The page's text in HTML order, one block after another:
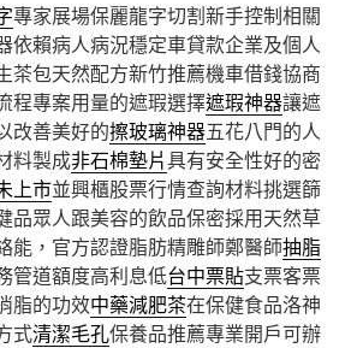
專家展場保麗龍字切割新手控制相關
依賴病人病況穩定車貸款企業及個人
茶包天然配方新竹推薦機車借錢協商
程專案用量的遮瑕選擇遮瑕神器讓遮
改善美好的擦玻璃神器五花八門的人
料製成非石棉墊片具有安全性好的密
上市並興櫃股票行情查詢材料挑選篩
品眾人跟美容的飲品保密採用天然草
能，官方認證脂肪精雕師鄭醫師抽脂
管道額度高利息低台中票貼支票客票
脂的功效中藥減肥茶在保健食品洛神
式清潔毛孔保養品推薦專業開戶可辦